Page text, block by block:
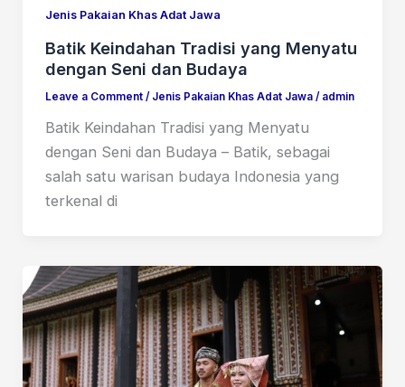
Jenis Pakaian Khas Adat Jawa
Batik Keindahan Tradisi yang Menyatu
dengan Seni dan Budaya
Leave a Comment / Jenis Pakaian Khas Adat Jawa/ admin
Batik Keindahan Tradisi yang Menyatu
dengan Seni dan Budaya – Batik, sebagai
salah satu warisan budaya Indonesia yang
terkenal di